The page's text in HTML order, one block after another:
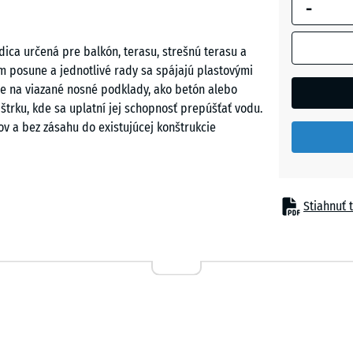
určená pre balkón, terasu, strešnú terasu a
posune a jednotlivé rady sa spájajú plastovými
na viazané nosné podklady, ako betón alebo
kde sa uplatní jej schopnosť prepúšťať vodu.
a bez zásahu do existujúcej konštrukcie
bezpečný pohyb a príjemný kontakt pri
Lipová
zelená
červená
modrým
na výpočet
potreby
je v
uvedené
50
x 4
-
Stiahnuť